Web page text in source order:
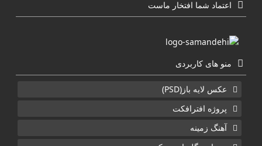
اعتماد شما افتخار ماست
منو های کاربردی
عکس لایه باز(PSD)
پروژه افترافکت
آهنگ زمینه